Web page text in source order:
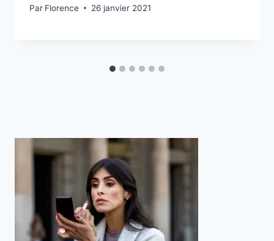
Par Florence 26 janvier 2021